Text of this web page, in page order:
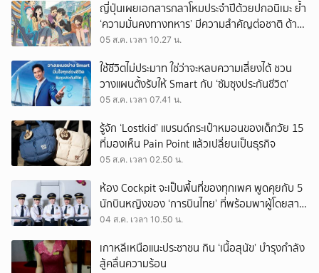
ญี่ปุ่นเผยเอกสารกลาโหมประจำปีด้วยปกอนิเมะ ย้ำ
‘ความมั่นคงทางทหาร’ มีความสำคัญต่อชาติ ด้าน
จีนเตือน ขออย่าซ้ำรอยประวัติศาสตร์
05 ส.ค. เวลา 10.27 น.
ใช้ชีวิตไม่ประมาท ใช่ว่าจะหลบความเสี่ยงได้ ชวน
วางแผนตั้งรับให้ Smart กับ ‘ซัมซุงประกันชีวิต’
05 ส.ค. เวลา 07.41 น.
รู้จัก ‘Lostkid’ แบรนด์กระเป๋าหมอนของเด็กวัย 15
ที่มองเห็น Pain Point แล้วเปลี่ยนเป็นธุรกิจ
05 ส.ค. เวลา 02.50 น.
ห้อง Cockpit จะเป็นพื้นที่ของทุกเพศ พูดคุยกับ 5
นักบินหญิงของ ‘การบินไทย’ ที่พร้อมพาผู้โดยสาร
บินไปทั่วโลก
04 ส.ค. เวลา 10.50 น.
เกาหลีเหนือแนะประชาชน กิน ‘เนื้อสุนัข’ บำรุงกำลัง
สู้คลื่นความร้อน